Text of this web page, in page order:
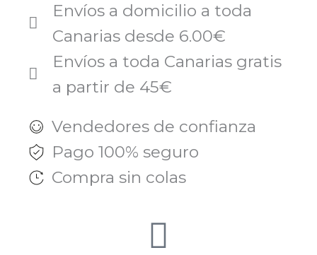
Envíos a domicilio a toda
Canarias desde 6.00€
Envíos a toda Canarias gratis
a partir de 45€
Vendedores de confianza
Pago 100% seguro
Compra sin colas